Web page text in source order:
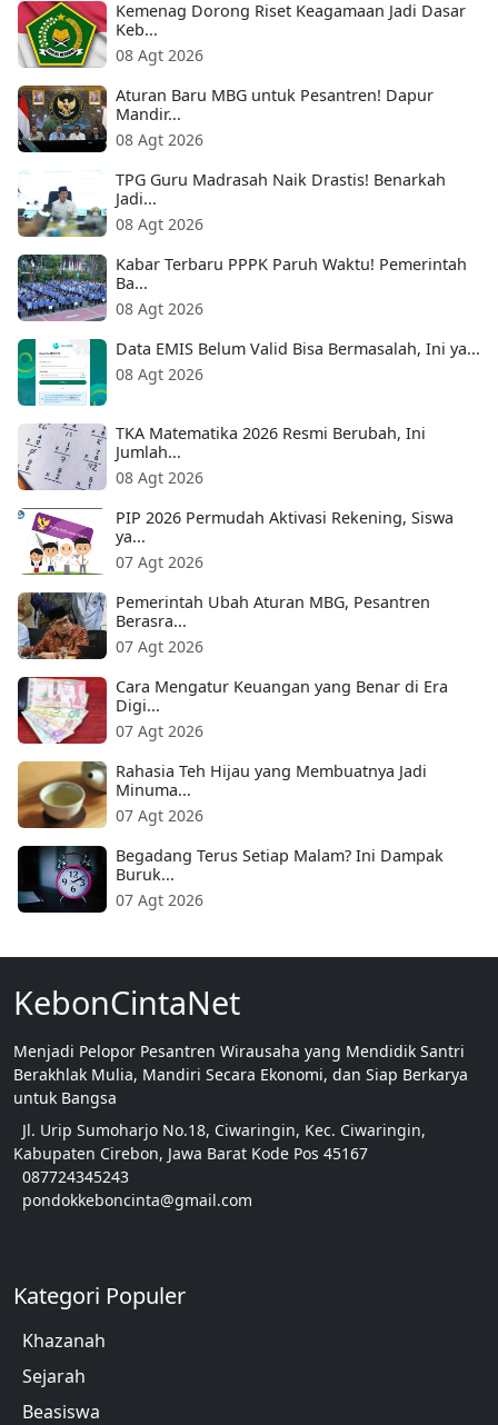
Kemenag Dorong Riset Keagamaan Jadi Dasar
Keb...
08 Agt 2026
Aturan Baru MBG untuk Pesantren! Dapur
Mandir...
08 Agt 2026
TPG Guru Madrasah Naik Drastis! Benarkah
Jadi...
08 Agt 2026
Kabar Terbaru PPPK Paruh Waktu! Pemerintah
Ba...
08 Agt 2026
Data EMIS Belum Valid Bisa Bermasalah, Ini ya...
08 Agt 2026
TKA Matematika 2026 Resmi Berubah, Ini
Jumlah...
08 Agt 2026
PIP 2026 Permudah Aktivasi Rekening, Siswa
ya...
07 Agt 2026
Pemerintah Ubah Aturan MBG, Pesantren
Berasra...
07 Agt 2026
Cara Mengatur Keuangan yang Benar di Era
Digi...
07 Agt 2026
Rahasia Teh Hijau yang Membuatnya Jadi
Minuma...
07 Agt 2026
Begadang Terus Setiap Malam? Ini Dampak
Buruk...
07 Agt 2026
KebonCintaNet
Menjadi Pelopor Pesantren Wirausaha yang Mendidik Santri
Berakhlak Mulia, Mandiri Secara Ekonomi, dan Siap Berkarya
untuk Bangsa
Jl. Urip Sumoharjo No.18, Ciwaringin, Kec. Ciwaringin,
Kabupaten Cirebon, Jawa Barat Kode Pos 45167
087724345243
pondokkeboncinta@gmail.com
Kategori Populer
Khazanah
Sejarah
Beasiswa